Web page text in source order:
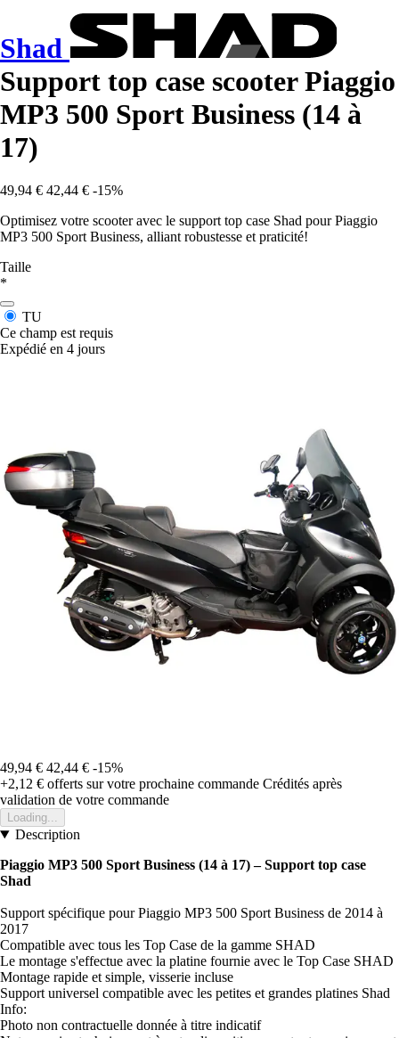
Shad
Support top case scooter Piaggio
MP3 500 Sport Business (14 à
17)
49,94 € 42,44 € -15%
Optimisez votre scooter avec le support top case Shad pour Piaggio
MP3 500 Sport Business, alliant robustesse et praticité!
Taille
*
TU
Ce champ est requis
Expédié en 4 jours
49,94 € 42,44 € -15%
+2,12 € offerts sur votre prochaine commande Crédités après
validation de votre commande
Loading...
Description
Piaggio MP3 500 Sport Business (14 à 17) – Support top case
Shad
Support spécifique pour Piaggio MP3 500 Sport Business de 2014 à
2017
Compatible avec tous les Top Case de la gamme SHAD
Le montage s'effectue avec la platine fournie avec le Top Case SHAD
Montage rapide et simple, visserie incluse
Support universel compatible avec les petites et grandes platines Shad
Info:
Photo non contractuelle donnée à titre indicatif